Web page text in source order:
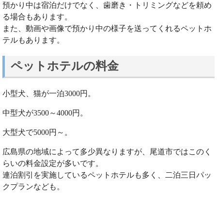
預かり中は宿泊だけでなく、歯磨き・トリミングなどを頼め
る場合もあります。
また、動画や画像で預かり中の様子を送ってくれるペットホ
テルもあります。
ペットホテルの料金
小型犬、猫が一泊3000円。
中型犬が3500～4000円。
大型犬で5000円～。
広島県の地域によって多少異なりますが、尾道市ではこのく
らいの料金設定が多いです。
連泊割引を実施しているペットホテルも多く、二泊三日パッ
クプランなども。